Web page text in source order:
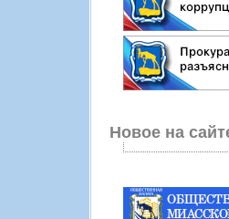
Новое на